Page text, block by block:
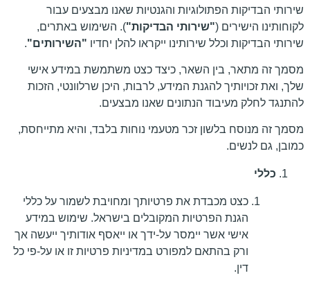
שירותי הבדיקות הפתולוגיות והגנטיות שאנו מבצעים עבור
לקוחותינו הישירים ("שירותי הבדיקות"). השימוש באתרים,
שירותי הבדיקות וכלל שירותינו ייקראו להלן יחדיו "השירותים".
מסמך זה מתאר, בין השאר, כיצד כצט משתמשת במידע אישי
שלך, ואת זכויותיך להגנת המידע, לרבות, היכן שרלוונטי, הזכות
להתנגד לחלק מעיבוד הנתונים שאנו מבצעים.
מסמך זה מנוסח בלשון זכר מטעמי נוחות בלבד, והיא מתייחסת,
כמובן, גם לנשים.
כללי
כצט מכבדת את פרטיותך ומחויבת לשמור על כללי
הגנת הפרטיות המקובלים בישראל. שימוש במידע
אישי אשר יימסר על-ידך או ייאסף אודותיך ייעשה אך
ורק בהתאם למפורט במדיניות פרטיות זו או על-פי כל
דין.